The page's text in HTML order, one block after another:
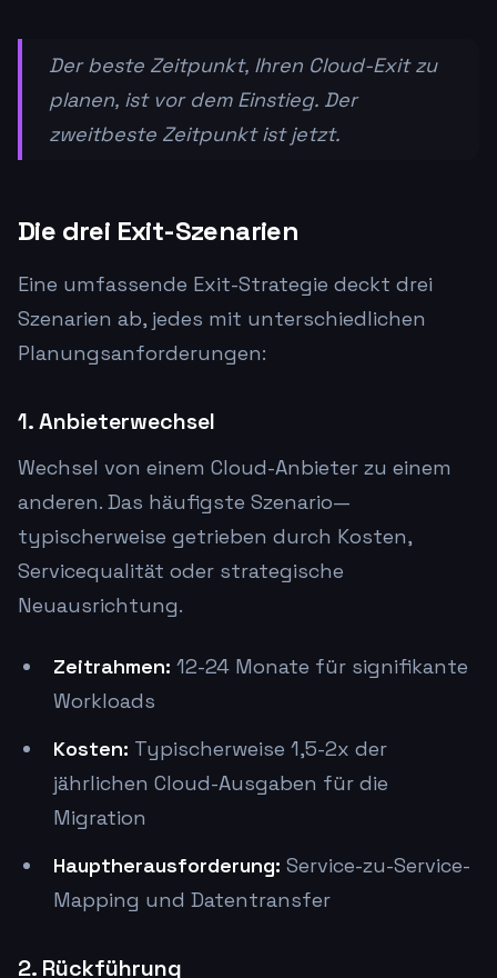
Der beste Zeitpunkt, Ihren Cloud-Exit zu
planen, ist vor dem Einstieg. Der
zweitbeste Zeitpunkt ist jetzt.
Die drei Exit-Szenarien
Eine umfassende Exit-Strategie deckt drei
Szenarien ab, jedes mit unterschiedlichen
Planungsanforderungen:
1. Anbieterwechsel
Wechsel von einem Cloud-Anbieter zu einem
anderen. Das häufigste Szenario—
typischerweise getrieben durch Kosten,
Servicequalität oder strategische
Neuausrichtung.
Zeitrahmen: 12-24 Monate für signifikante
Workloads
Kosten: Typischerweise 1,5-2x der
jährlichen Cloud-Ausgaben für die
Migration
Hauptherausforderung: Service-zu-Service-
Mapping und Datentransfer
2. Rückführung